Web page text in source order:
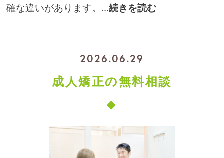
確な違いがあります。...続きを読む
2026.06.29
成人矯正の無料相談